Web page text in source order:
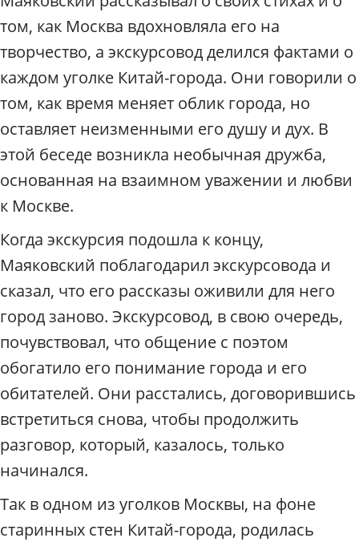
том, как Москва вдохновляла его на
творчество, а экскурсовод делился фактами о
каждом уголке Китай-города. Они говорили о
том, как время меняет облик города, но
оставляет неизменными его душу и дух. В
этой беседе возникла необычная дружба,
основанная на взаимном уважении и любви
к Москве.
Когда экскурсия подошла к концу,
Маяковский поблагодарил экскурсовода и
сказал, что его рассказы оживили для него
город заново. Экскурсовод, в свою очередь,
почувствовал, что общение с поэтом
обогатило его понимание города и его
обитателей. Они расстались, договорившись
встретиться снова, чтобы продолжить
разговор, который, казалось, только
начинался.
Так в одном из уголков Москвы, на фоне
старинных стен Китай-города, родилась